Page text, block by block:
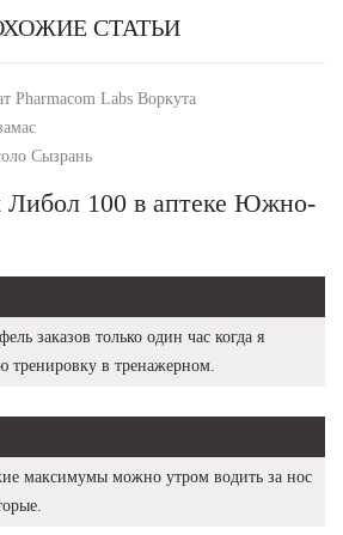
СТАТЬИ
Pharmacom Labs Воркута
Сызрань
Либол 100 в аптеке Южно-
заказов только один час когда я
тренировку в тренажерном.
максимумы можно утром водить за нос